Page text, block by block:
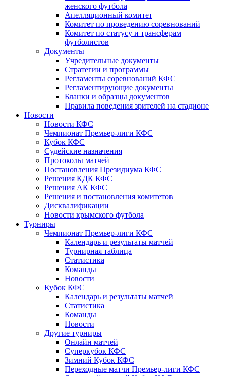
женского футбола
Апелляционный комитет
Комитет по проведению соревнований
Комитет по статусу и трансферам
футболистов
Документы
Учредительные документы
Стратегии и программы
Регламенты соревнований КФС
Регламентирующие документы
Бланки и образцы документов
Правила поведения зрителей на стадионе
Новости
Новости КФС
Чемпионат Премьер-лиги КФС
Кубок КФС
Судейские назначения
Протоколы матчей
Постановления Президиума КФС
Решения КДК КФС
Решения АК КФС
Решения и постановления комитетов
Дисквалификации
Новости крымского футбола
Турниры
Чемпионат Премьер-лиги КФС
Календарь и результаты матчей
Турнирная таблица
Статистика
Команды
Новости
Кубок КФС
Календарь и результаты матчей
Статистика
Команды
Новости
Другие турниры
Онлайн матчей
Суперкубок КФС
Зимний Кубок КФС
Переходные матчи Премьер-лиги КФС